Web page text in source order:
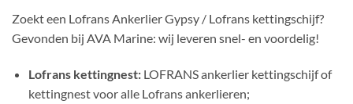
Zoekt een Lofrans Ankerlier Gypsy / Lofrans kettingschijf?
Gevonden bij AVA Marine: wij leveren snel- en voordelig!
Lofrans kettingnest:LOFRANS ankerlier kettingschijf of
kettingnest voor alle Lofrans ankerlieren;